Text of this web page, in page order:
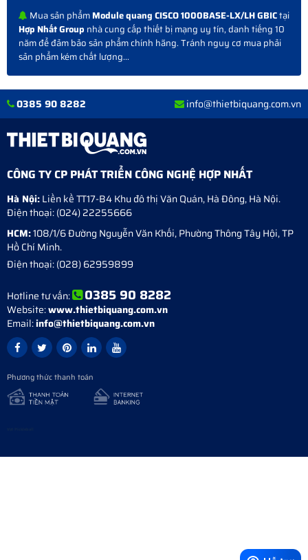
Mua sản phẩmModule quang CISCO 1000BASE-LX/LH GBICtại
Hợp Nhất Group nhà cung cấp thiết bị mạng uy tín, danh tiếng 10
năm để đảm bảo sản phẩm chính hãng. Tránh nguy cơ mua phải
sản phẩm kém chất lượng...
0385 90 8282 info@thietbiquang.com.vn
CÔNG TY CP PHÁT TRIỂN CÔNG NGHỆ HỢP NHẤT
Hà Nội:Liền kề TT17-B4 Khu đô thị Văn Quán,Hà Đông,Hà Nội.
Điện thoại:(024) 22255666
HCM:108/1/6 Đường Nguyễn Văn Khối, Phường Thông Tây Hội, TP
Hồ Chí Minh.
Điện thoại:(028) 62959899
Hotline tư vấn: 0385 90 8282
Website:www.thietbiquang.com.vn
Email:info@thietbiquang.com.vn
Phương thức thanh toán